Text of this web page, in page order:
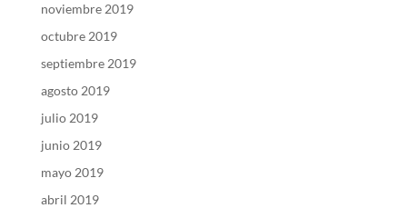
noviembre 2019
octubre 2019
septiembre 2019
agosto 2019
julio 2019
junio 2019
mayo 2019
abril 2019